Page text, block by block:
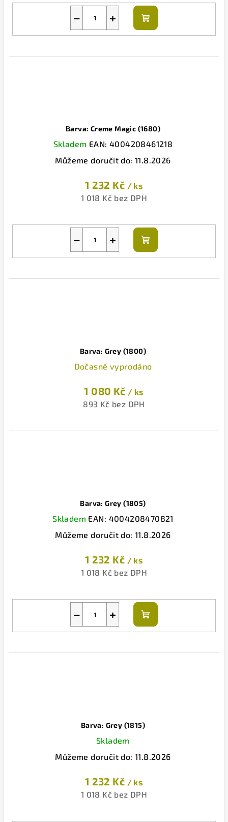
+
−
Do
košíku
Barva: Creme Magic (1680)
Skladem EAN: 4004208461218
Můžeme doručit do: 11.8.2026
1 232 Kč / ks
1 018 Kč bez DPH
+
−
Do
košíku
Barva: Grey (1800)
Dočasně vyprodáno
1 080 Kč / ks
893 Kč bez DPH
Barva: Grey (1805)
Skladem EAN: 4004208470821
Můžeme doručit do: 11.8.2026
1 232 Kč / ks
1 018 Kč bez DPH
+
−
Do
košíku
Barva: Grey (1815)
Skladem
Můžeme doručit do: 11.8.2026
1 232 Kč / ks
1 018 Kč bez DPH